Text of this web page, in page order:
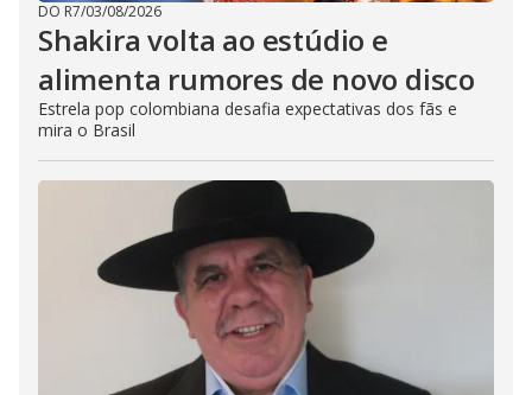
DO R7/03/08/2026
Shakira volta ao estúdio e
alimenta rumores de novo disco
Estrela pop colombiana desafia expectativas dos fãs e
mira o Brasil